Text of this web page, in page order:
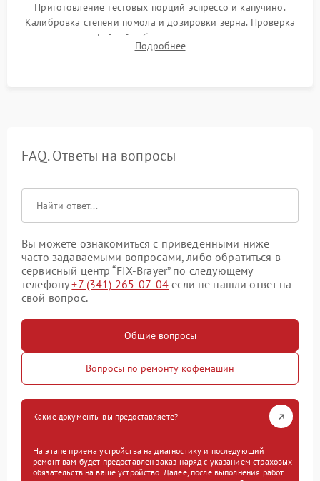
Приготовление тестовых порций эспрессо и капучино.
Калибровка степени помола и дозировки зерна. Проверка
плотности кофейной таблетки, температуры напитка и
качества молочной пены. Контроль отсутствия посторонних
Подробнее
FAQ. Ответы на вопросы
Вы можете ознакомиться с приведенными ниже
часто задаваемыми вопросами, либо обратиться в
сервисный центр “FIX-Brayer” по следующему
телефону+7 (341) 265-07-04 если не нашли ответ на
свой вопрос.
Общие вопросы
Вопросы по ремонту кофемашин
Какие документы вы предоставляете?
На этапе приема устройства на диагностику и последующий
ремонт вам будет предоставлен заказ-наряд с указанием страховых
обязательств на ваше устройство. Далее, после выполнения работ